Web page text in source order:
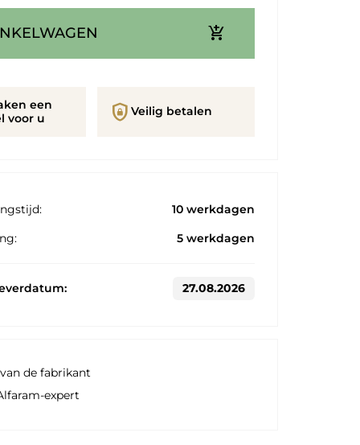
add_shopping_cart
een
voor u
shield_lock Veilig betalen
10 werkdagen
5 werkdagen
27.08.2026
de fabrikant
expert